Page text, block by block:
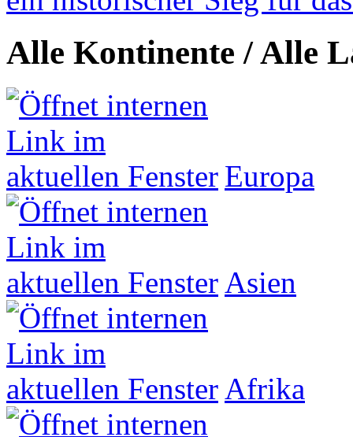
Alle Kontinente / Alle
Europa
Asien
Afrika